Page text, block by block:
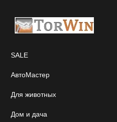
SALE
АвтоМастер
Для животных
Дом и дача